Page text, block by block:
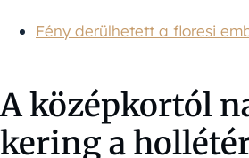
Fény derülhetett a floresi
A középkortól
kering a